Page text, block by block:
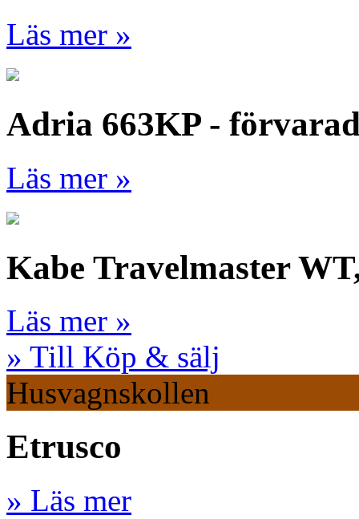
Läs mer »
Adria 663KP -
Läs mer »
Kabe Travelmaster
Läs mer »
» Till Köp & sälj
Husvagnskollen
Etrusco
» Läs mer